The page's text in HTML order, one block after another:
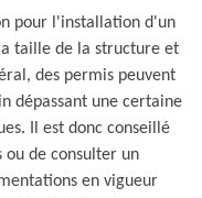
pour l'installation d'un
taille de la structure et
des permis peuvent
dépassant une certaine
Il est donc conseillé
ou de consulter un
en vigueur